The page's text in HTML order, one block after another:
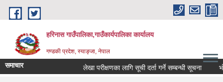
Skip to main content
हरिनास गाउँपालिका,गाउँकार्यपालिका कार्यालय
गण्डकी प्रदेश, स्याङ्जा, नेपाल
समाचार लेखा परीक्षणका लागि सूची दर्ता गर्ने सम्बन्धी सूचना भोज